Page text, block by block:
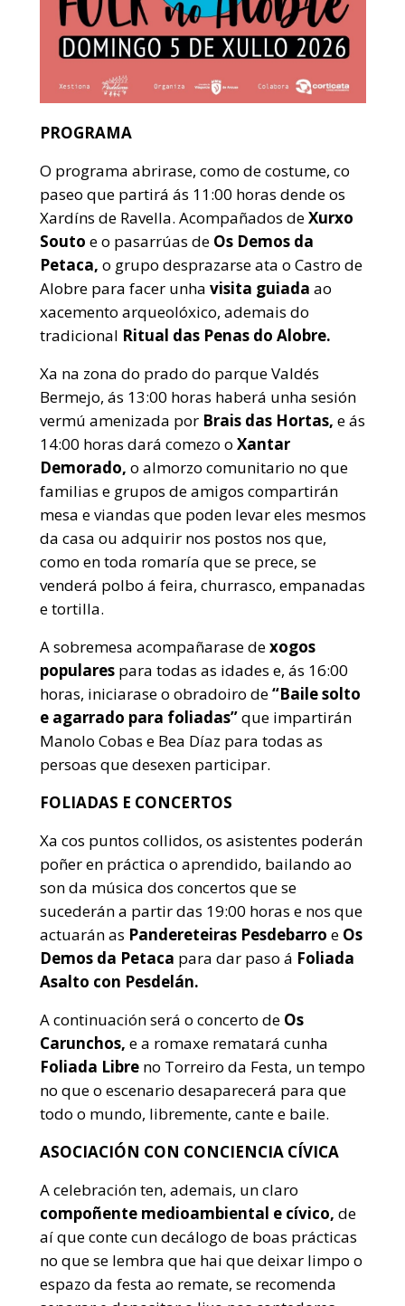
PROGRAMA
O programa abrirase, como de costume, co
paseo que partirá ás 11:00 horas dende os
Xardíns de Ravella. Acompañados deXurxo
Souto e o pasarrúas de Os Demos da
Petaca, o grupo desprazarse ata o Castro de
Alobre para facer unha visita guiada ao
xacemento arqueolóxico, ademais do
tradicional Ritual das Penas do Alobre.
Xa na zona do prado do parque Valdés
Bermejo, ás 13:00 horas haberá unha sesión
vermú amenizada por Brais das Hortas, e ás
14:00 horas dará comezo o Xantar
Demorado, o almorzo comunitario no que
familias e grupos de amigos compartirán
mesa e viandas que poden levar eles mesmos
da casa ou adquirir nos postos nos que,
como en toda romaría que se prece, se
venderá polbo á feira, churrasco, empanadas
e tortilla.
A sobremesa acompañarase dexogos
populares para todas as idades e, ás 16:00
horas, iniciarase o obradoiro de“Baile solto
e agarrado para foliadas”que impartirán
Manolo Cobas e Bea Díaz para todas as
persoas que desexen participar.
FOLIADAS E CONCERTOS
Xa cos puntos collidos, os asistentes poderán
poñer en práctica o aprendido, bailando ao
son da música dos concertos que se
sucederán a partir das 19:00 horas e nos que
actuarán as Pandereteiras Pesdebarro e Os
Demos da Petaca para dar paso á Foliada
Asalto con Pesdelán.
A continuación será o concerto de Os
Carunchos, e a romaxe rematará cunha
Foliada Libre no Torreiro da Festa, un tempo
no que o escenario desaparecerá para que
todo o mundo, libremente, cante e baile.
ASOCIACIÓN CON CONCIENCIA CÍVICA
A celebración ten, ademais, un claro
compoñente medioambiental e cívico, de
aí que conte cun decálogo de boas prácticas
no que se lembra que hai que deixar limpo o
espazo da festa ao remate, se recomenda